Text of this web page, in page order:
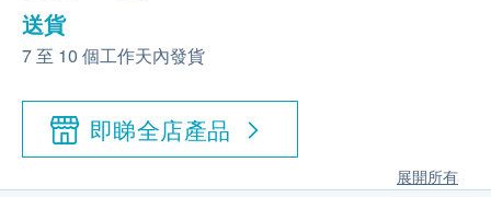
送貨
7 至 10 個工作天內發貨
即睇全店產品
展開所有